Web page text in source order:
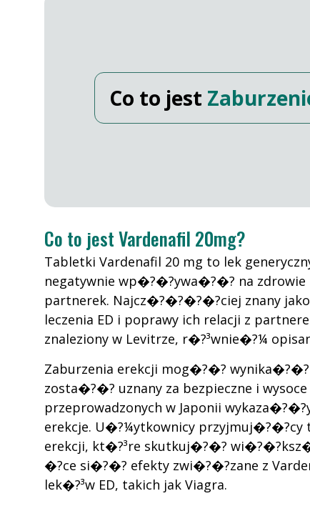
Co to jest
Co to jest Vardenafil 20mg?
Tabletki Vardenafil 20 mg to lek
negatywnie wp�?�?ywa�?�? na
partnerek. Najcz�?�?�?�?ciej znany
leczenia ED i poprawy ich relacji z
znaleziony w Levitrze, r�?³wnie�?¼
Zaburzenia erekcji mog�?�?
zosta�?�? uznany za bezpieczne i
przeprowadzonych w Japonii
erekcje. U�?¼ytkownicy
erekcji, kt�?³re skutkuj�?�?
�?ce si�?�? efekty zwi�?�?zane z
lek�?³w ED, takich jak Viagra.